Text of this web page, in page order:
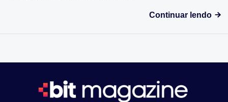
Continuar lendo